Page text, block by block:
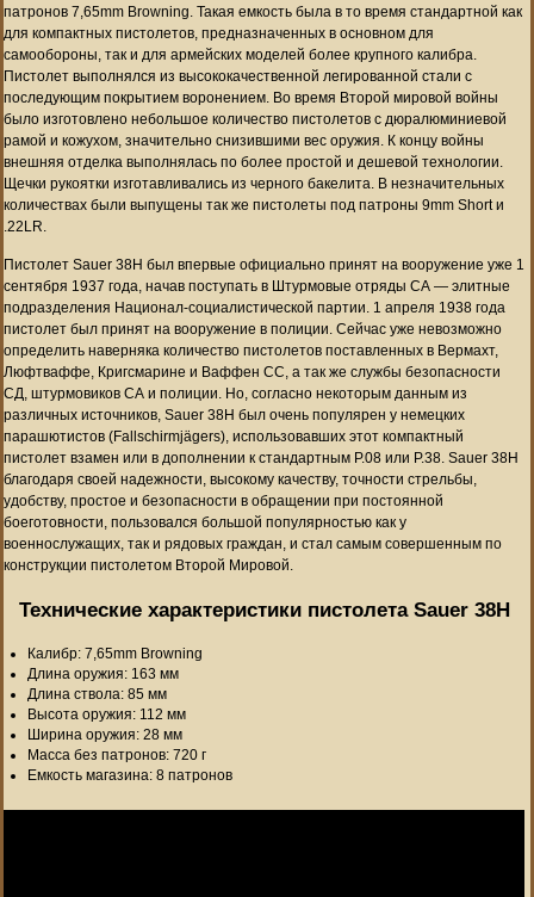
патронов 7,65mm Browning. Такая емкость была в то время стандартной как
для компактных пистолетов, предназначенных в основном для
самообороны, так и для армейских моделей более крупного калибра.
Пистолет выполнялся из высококачественной легированной стали с
последующим покрытием воронением. Во время Второй мировой войны
было изготовлено небольшое количество пистолетов с дюралюминиевой
рамой и кожухом, значительно снизившими вес оружия. К концу войны
внешняя отделка выполнялась по более простой и дешевой технологии.
Щечки рукоятки изготавливались из черного бакелита. В незначительных
количествах были выпущены так же пистолеты под патроны 9mm Short и
.22LR.
Пистолет Sauer 38H был впервые официально принят на вооружение уже 1
сентября 1937 года, начав поступать в Штурмовые отряды СА — элитные
подразделения Национал-социалистической партии. 1 апреля 1938 года
пистолет был принят на вооружение в полиции. Сейчас уже невозможно
определить наверняка количество пистолетов поставленных в Вермахт,
Люфтваффе, Кригсмарине и Ваффен СС, а так же службы безопасности
СД, штурмовиков СА и полиции. Но, согласно некоторым данным из
различных источников, Sauer 38H был очень популярен у немецких
парашютистов (Fallschirmjägers), использовавших этот компактный
пистолет взамен или в дополнении к стандартным P.08 или P.38. Sauer 38H
благодаря своей надежности, высокому качеству, точности стрельбы,
удобству, простое и безопасности в обращении при постоянной
боеготовности, пользовался большой популярностью как у
военнослужащих, так и рядовых граждан, и стал самым совершенным по
конструкции пистолетом Второй Мировой.
Технические характеристики пистолета Sauer 38H
Калибр: 7,65mm Browning
Длина оружия: 163 мм
Длина ствола: 85 мм
Высота оружия: 112 мм
Ширина оружия: 28 мм
Масса без патронов: 720 г
Емкость магазина: 8 патронов